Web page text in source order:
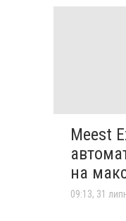
Meest
на
09:13, 31